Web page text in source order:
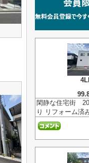
閑静な住宅街
り リフォーム済